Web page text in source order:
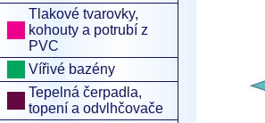
Tlakové tvarovky,
kohouty a potrubí z
PVC
Vířivé bazény
Tepelná čerpadla,
topení a odvlhčovače